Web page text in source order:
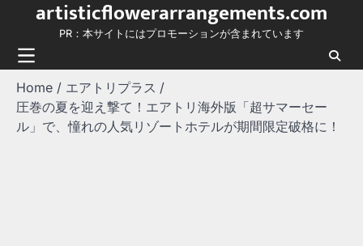
content
artisticflowerarrangements.com
PR：本サイトにはプロモーションが含まれています
Home
エアトリプラス
圧巻の夏を迎え撃て！エアトリ海外版「超サマーセー
ル」で、憧れの人気リゾートホテルが期間限定破格に！